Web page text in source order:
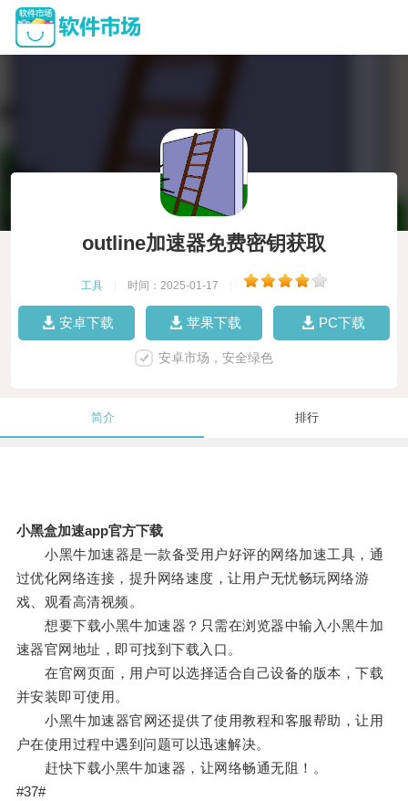
outline加速器免费密钥获取
工具 时间：2025-01-17
安卓下载 苹果下载 PC下载
安卓市场，安全绿色
简介 排行
小黑盒加速app官方下载
小黑牛加速器是一款备受用户好评的网络加速工具，通
过优化网络连接，提升网络速度，让用户无忧畅玩网络游
戏、观看高清视频。
想要下载小黑牛加速器？只需在浏览器中输入小黑牛加
速器官网地址，即可找到下载入口。
在官网页面，用户可以选择适合自己设备的版本，下载
并安装即可使用。
小黑牛加速器官网还提供了使用教程和客服帮助，让用
户在使用过程中遇到问题可以迅速解决。
赶快下载小黑牛加速器，让网络畅通无阻！。
#37#